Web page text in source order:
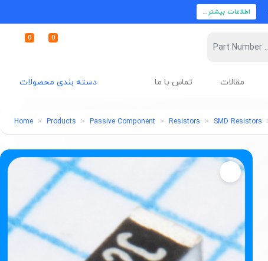
اطلاعات بیشتر...
0 0
دسته بندی محصولات مقالات تماس با ما
Home Products Passive Component Resistors SMD Resistors